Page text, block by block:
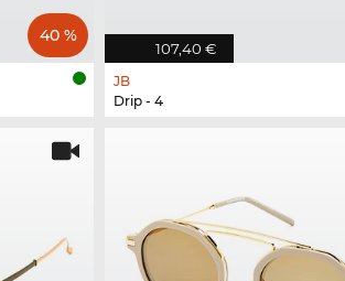
40 %
107,40 €
JB
Drip - 4